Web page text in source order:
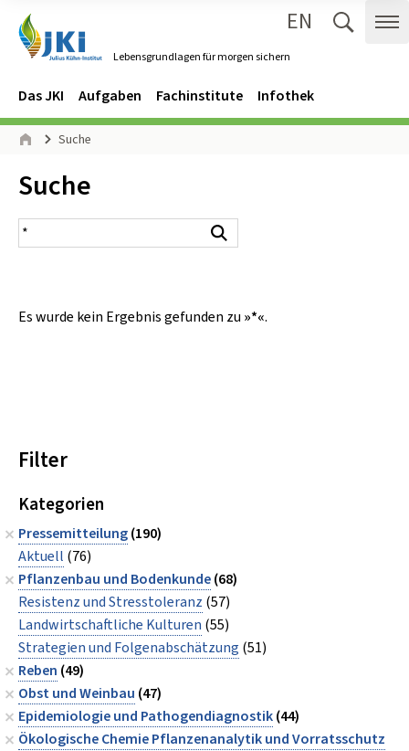
Lebensgrundlagen für morgen sichern
EN
Navigation
Hauptmenü
Das JKI Aufgaben Fachinstitute Infothek
Seitenpfad
Suche
Inhalt:
Suche
Suchergebnis
Es wurde kein Ergebnis gefunden zu »*«.
Filter
Kategorien
Pressemitteilung(190)
Aktuell (76)
Pflanzenbau und Bodenkunde(68)
Resistenz und Stresstoleranz (57)
Landwirtschaftliche Kulturen (55)
Strategien und Folgenabschätzung (51)
Reben (49)
Obst und Weinbau (47)
Epidemiologie und Pathogendiagnostik(44)
Ökologische Chemie Pflanzenanalytik und Vorratsschutz